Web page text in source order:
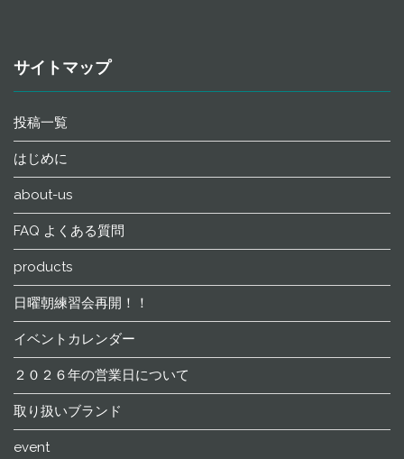
サイトマップ
投稿一覧
はじめに
about-us
FAQ よくある質問
products
日曜朝練習会再開！！
イベントカレンダー
２０２６年の営業日について
取り扱いブランド
event